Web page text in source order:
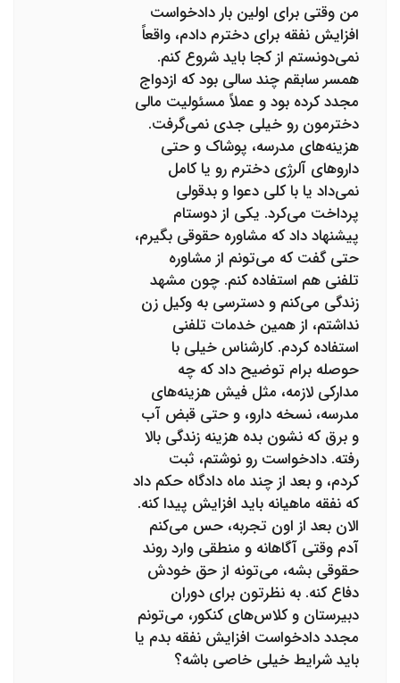
من وقتی برای اولین بار دادخواست
افزایش نفقه برای دخترم دادم، واقعاً
نمی‌دونستم از کجا باید شروع کنم.
همسر سابقم چند سالی بود که ازدواج
مجدد کرده بود و عملاً مسئولیت مالی
دخترمون رو خیلی جدی نمی‌گرفت.
هزینه‌های مدرسه، پوشاک و حتی
داروهای آلرژی دخترم رو یا کامل
نمی‌داد یا با کلی دعوا و بدقولی
پرداخت می‌کرد. یکی از دوستام
پیشنهاد داد که مشاوره حقوقی بگیرم،
حتی گفت که می‌تونم از مشاوره
تلفنی هم استفاده کنم. چون مشهد
زندگی می‌کنم و دسترسی به وکیل زن
نداشتم، از همین خدمات تلفنی
استفاده کردم. کارشناس خیلی با
حوصله برام توضیح داد که چه
مدارکی لازمه، مثل فیش هزینه‌های
مدرسه، نسخه دارو، و حتی قبض آب
و برق که نشون بده هزینه زندگی بالا
رفته. دادخواست رو نوشتم، ثبت
کردم، و بعد از چند ماه دادگاه حکم داد
که نفقه ماهیانه باید افزایش پیدا کنه.
الان بعد از اون تجربه، حس می‌کنم
آدم وقتی آگاهانه و منطقی وارد روند
حقوقی بشه، می‌تونه از حق خودش
دفاع کنه. به نظرتون برای دوران
دبیرستان و کلاس‌های کنکور، می‌تونم
مجدد دادخواست افزایش نفقه بدم یا
باید شرایط خیلی خاصی باشه؟